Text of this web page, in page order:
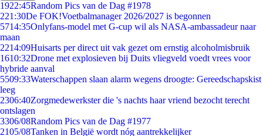
1922:45Random Pics van de Dag #1978
221:30De FOK!Voetbalmanager 2026/2027 is begonnen
5714:35Onlyfans-model met G-cup wil als NASA-ambassadeur naar
maan
2214:09Huisarts per direct uit vak gezet om ernstig alcoholmisbruik
1610:32Drone met explosieven bij Duits vliegveld voedt vrees voor
hybride aanval
5509:33Waterschappen slaan alarm wegens droogte: Gereedschapskist
leeg
2306:40Zorgmedewerkster die 's nachts haar vriend bezocht terecht
ontslagen
3306/08Random Pics van de Dag #1977
2105/08Tanken in België wordt nóg aantrekkelijker